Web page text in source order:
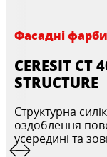
Фасадні фарби
CERESIT CT
STRUCTURE
Структурна
оздоблення
усередині та